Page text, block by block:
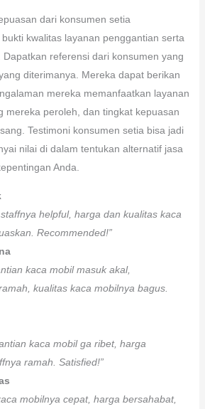
dari konsumen setia
kwalitas layanan penggantian serta
referensi dari konsumen yang
diterimanya. Mereka dapat berikan
mereka memanfaatkan layanan
mereka peroleh, dan tingkat kepuasan
Testimoni konsumen setia bisa jadi
nilai di dalam tentukan alternatif jasa
Anda.
helpful, harga dan kualitas kaca
Recommended!”
kaca mobil masuk akal,
kualitas kaca mobilnya bagus.
kaca mobil ga ribet, harga
ramah. Satisfied!”
mobilnya cepat, harga bersahabat,